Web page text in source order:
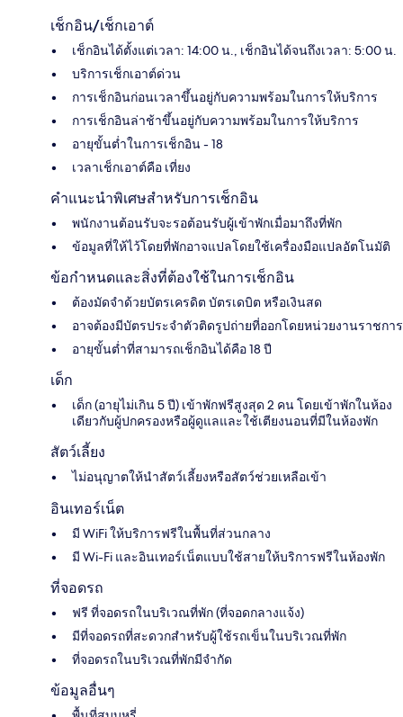
เช็กอิน/เช็กเอาต์
เช็กอินได้ตั้งแต่เวลา: 14:00 น., เช็กอินได้จนถึงเวลา: 5:00 น.
บริการเช็กเอาต์ด่วน
การเช็กอินก่อนเวลาขึ้นอยู่กับความพร้อมในการให้บริการ
การเช็กอินล่าช้าขึ้นอยู่กับความพร้อมในการให้บริการ
อายุขั้นต่ำในการเช็กอิน - 18
เวลาเช็กเอาต์คือ เที่ยง
คำแนะนำพิเศษสำหรับการเช็กอิน
พนักงานต้อนรับจะรอต้อนรับผู้เข้าพักเมื่อมาถึงที่พัก
ข้อมูลที่ให้ไว้โดยที่พักอาจแปลโดยใช้เครื่องมือแปลอัตโนมัติ
ข้อกำหนดและสิ่งที่ต้องใช้ในการเช็กอิน
ต้องมัดจำด้วยบัตรเครดิต บัตรเดบิต หรือเงินสด
อาจต้องมีบัตรประจำตัวติดรูปถ่ายที่ออกโดยหน่วยงานราชการ
อายุขั้นต่ำที่สามารถเช็กอินได้คือ 18 ปี
เด็ก
เด็ก (อายุไม่เกิน 5 ปี) เข้าพักฟรีสูงสุด 2 คน โดยเข้าพักในห้อง
เดียวกับผู้ปกครองหรือผู้ดูแลและใช้เตียงนอนที่มีในห้องพัก
สัตว์เลี้ยง
ไม่อนุญาตให้นำสัตว์เลี้ยงหรือสัตว์ช่วยเหลือเข้า
อินเทอร์เน็ต
มี WiFi ให้บริการฟรีในพื้นที่ส่วนกลาง
มี Wi-Fi และอินเทอร์เน็ตแบบใช้สายให้บริการฟรีในห้องพัก
ที่จอดรถ
ฟรี ที่จอดรถในบริเวณที่พัก (ที่จอดกลางแจ้ง)
มีที่จอดรถที่สะดวกสำหรับผู้ใช้รถเข็นในบริเวณที่พัก
ที่จอดรถในบริเวณที่พักมีจำกัด
ข้อมูลอื่นๆ